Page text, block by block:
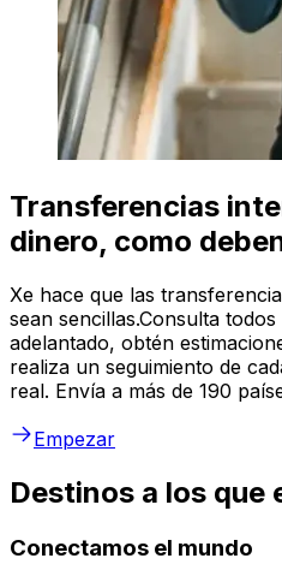
Transferencias
dinero, como
Xe hace que las
sean sencillas.Consulta
adelantado, obtén
realiza un seguimiento de
real. Envía a más de 190
Empezar
Destinos a los que
Conectamos el mundo